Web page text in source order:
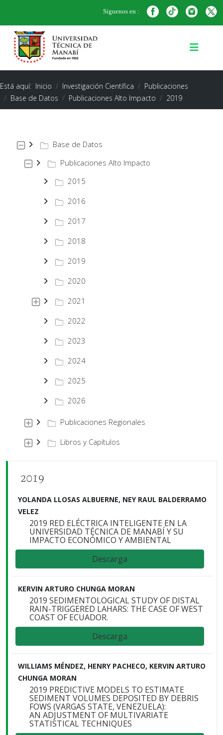
Siguenos en :
Está aquí: Inicio Investigación Científica
Publicaciones
Base de Datos
Publicaciones Alto Impacto 2019
Base de Datos
Publicaciones Alto Impacto
2015
2016
2017
2018
2019
2020
2021
2022
2023
2024
2025
2026
Publicaciones Regionales
Libros y Capítulos
2019
YOLANDA LLOSAS ALBUERNE, NEY RAUL BALDERRAMO
VELEZ
2019 RED ELÉCTRICA INTELIGENTE EN LA
UNIVERSIDAD TÉCNICA DE MANABÍ Y SU
IMPACTO ECONÓMICO Y AMBIENTAL
Descarga
KERVIN ARTURO CHUNGA MORAN
2019 SEDIMENTOLOGICAL STUDY OF DISTAL
RAIN-TRIGGERED LAHARS: THE CASE OF WEST
COAST OF ECUADOR.
Descarga
WILLIAMS MÉNDEZ, HENRY PACHECO, KERVIN ARTURO
CHUNGA MORAN
2019 PREDICTIVE MODELS TO ESTIMATE
SEDIMENT VOLUMES DEPOSITED BY DEBRIS
FOWS (VARGAS STATE, VENEZUELA):
AN ADJUSTMENT OF MULTIVARIATE
STATISTICAL TECHNIQUES